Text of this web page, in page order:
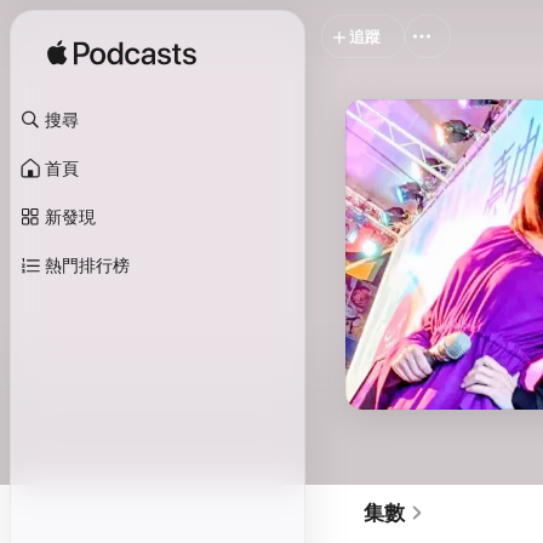
搜尋
首頁
新發現
熱門排行榜
追蹤
集數